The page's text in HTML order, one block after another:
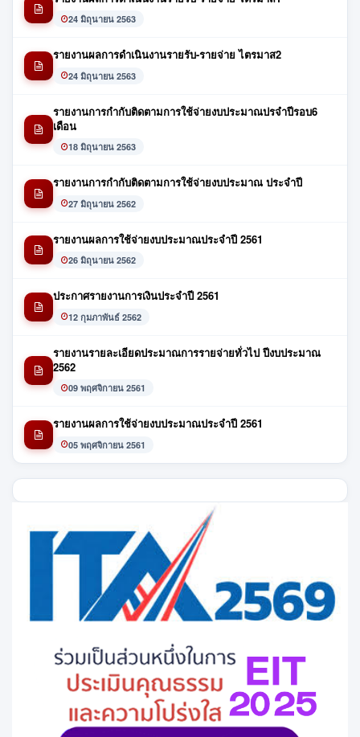
24 มิถุนายน 2563
รายงานผลการดำเนินงานรายรับ-รายจ่าย ไตรมาส2
24 มิถุนายน 2563
รายงานการกำกับติดตามการใช้จ่ายงบประมาณปรจำปีรอบ6
เดือน
18 มิถุนายน 2563
รายงานการกำกับติดตามการใช้จ่ายงบประมาณ ประจำปี
27 มิถุนายน 2562
รายงานผลการใช้จ่ายงบประมาณประจำปี 2561
26 มิถุนายน 2562
ประกาศรายงานการเงินประจำปี 2561
12 กุมภาพันธ์ 2562
รายงานรายละเอียดประมาณการรายจ่ายทั่วไป ปีงบประมาณ
2562
09 พฤศจิกายน 2561
รายงานผลการใช้จ่ายงบประมาณประจำปี 2561
05 พฤศจิกายน 2561